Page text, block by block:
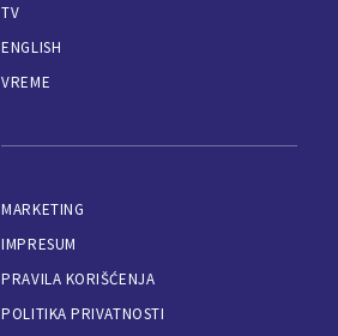
TV
ENGLISH
VREME
MARKETING
IMPRESUM
PRAVILA KORIŠĆENJA
POLITIKA PRIVATNOSTI